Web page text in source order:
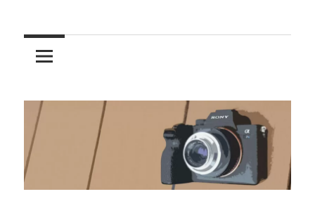
う